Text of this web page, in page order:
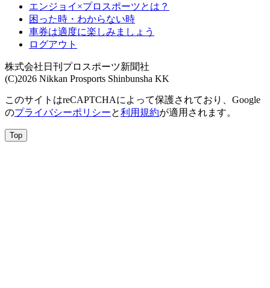
エンジョイ×プロスポーツとは？
困った時・わからない時
車券は適度に楽しみましょう
ログアウト
株式会社日刊プロスポーツ新聞社
(C)2026 Nikkan Prosports Shinbunsha KK
このサイトはreCAPTCHAによって保護されており、Google
のプライバシーポリシーと利用規約が適用されます。
Top